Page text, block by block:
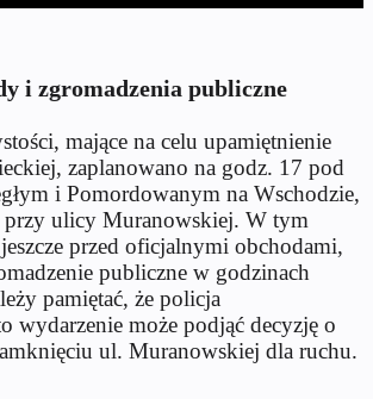
i zgromadzenia publiczne
mające na celu upamiętnienie
zaplanowano na godz. 17 pod
i Pomordowanym na Wschodzie,
ulicy Muranowskiej. W tym
przed oficjalnymi obchodami,
publiczne w godzinach
pamiętać, że policja
wydarzenie może podjąć decyzję o
ul. Muranowskiej dla ruchu.